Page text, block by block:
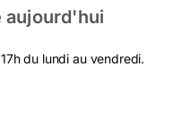
aujourd'hui
du lundi au vendredi.